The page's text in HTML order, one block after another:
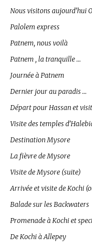
Nous visitons aujourd’hui
Palolem express
Patnem, nous voilà
Patnem , la tranquille …
Journée à Patnem
Dernier jour au paradis …
Départ pour Hassan et
Visite des temples
Destination Mysore
La fièvre de Mysore
Visite de Mysore (suite)
Arrivée et visite de Kochi
Balade sur les Backwaters
Promenade à Kochi et
De Kochi à Allepey